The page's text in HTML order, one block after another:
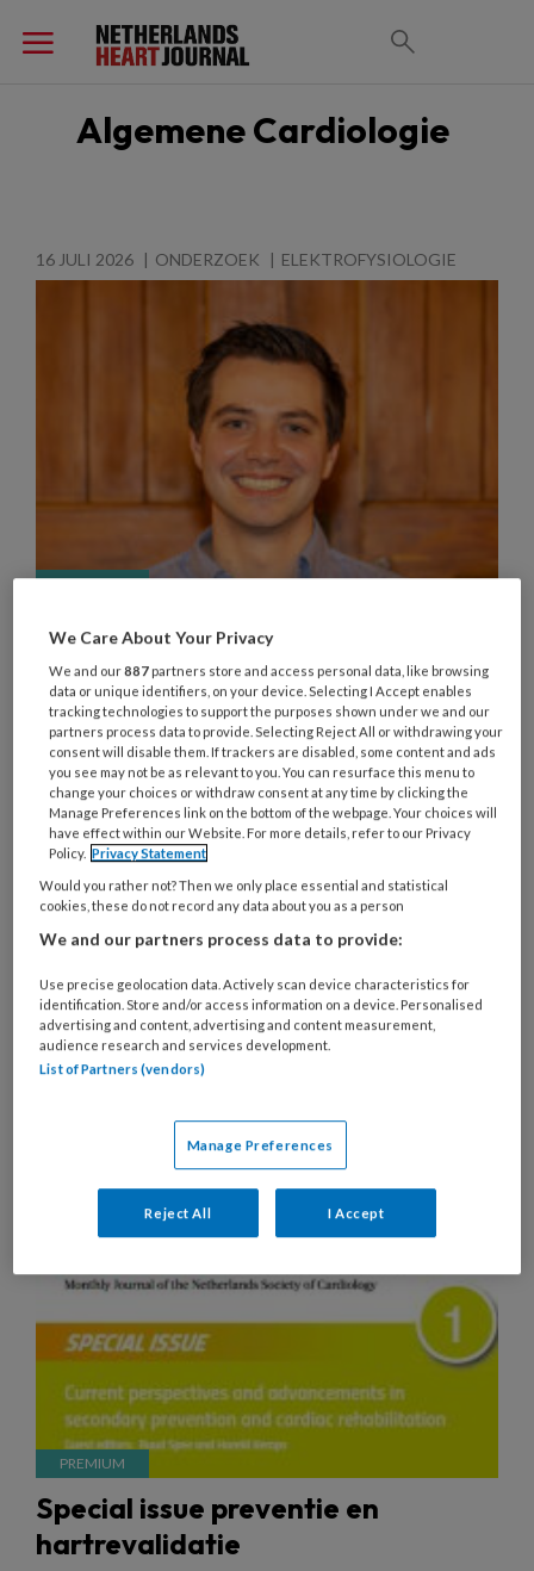
Algemene Cardiologie
16 JULI 2026 ONDERZOEK ELEKTROFYSIOLOGIE
Hoe goed sluiten klinische scores
aan bij de ervaring van de
patiënt?
In een nieuwe studie onderzoekt Jeroen van de
Pol (Nederlands Hart Netwerk) de relatie tussen
medische beoordeling en patiëntgerapporteerde
kwaliteit van leven bij hartfalen en
atriumfibrilleren. Een jaar na de diagnose van
hartfalen of atriumfibrilleren was de door
patiënten gerapporteerde kwaliteit van leven
Special issue preventie en
hartrevalidatie
We Care About Your Privacy
We and our887 partners store and access personal data, like browsing
data or unique identifiers, on your device. Selecting I Accept enables
tracking technologies to support the purposes shown under we and our
partners process data to provide. Selecting Reject All or withdrawing your
consent will disable them. If trackers are disabled, some content and ads
you see may not be as relevant to you. You can resurface this menu to
change your choices or withdraw consent at any time by clicking the
Manage Preferences link on the bottom of the webpage. Your choices will
have effect within our Website. For more details, refer to our Privacy
Policy. Privacy Statement
Would you rather not? Then we only place essential and statistical
cookies, these do not record any data about you as a person
We and our partners process data to provide:
Use precise geolocation data. Actively scan device characteristics for
identification. Store and/or access information on a device. Personalised
advertising and content, advertising and content measurement,
audience research and services development.
List of Partners (vendors)
Manage Preferences
Reject All I Accept